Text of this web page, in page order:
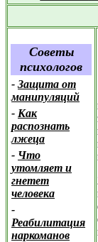
Советы
психологов
- Защита от
манипуляций
- Как
распознать
лжеца
- Что
утомляет и
гнетет
человека
-
Реабилитация
наркоманов